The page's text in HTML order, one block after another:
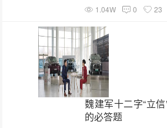
1.04W 0 23
魏建军十二字“立
的必答题